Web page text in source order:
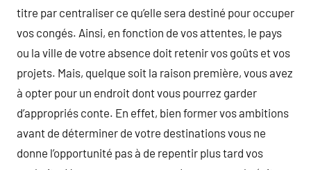
titre par centraliser ce qu’elle sera destiné pour occuper
vos congés. Ainsi, en fonction de vos attentes, le pays
ou la ville de votre absence doit retenir vos goûts et vos
projets. Mais, quelque soit la raison première, vous avez
à opter pour un endroit dont vous pourrez garder
d’appropriés conte. En effet, bien former vos ambitions
avant de déterminer de votre destinations vous ne
donne l’opportunité pas à de repentir plus tard vos